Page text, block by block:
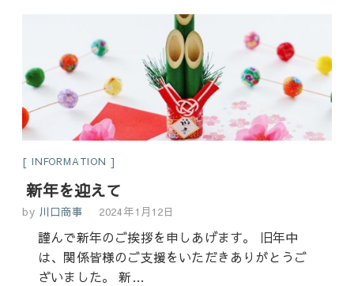
INFORMATION
新年を迎えて
by 川口商事 2024年1月12日
謹んで新年のご挨拶を申しあげます。 旧年中
は、関係皆様のご支援をいただきありがとうご
ざいました。 新…